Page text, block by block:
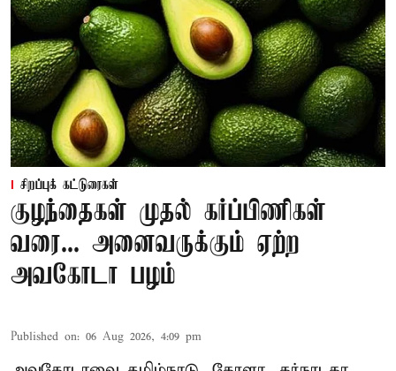
சிறப்புக் கட்டுரைகள்
குழந்தைகள் முதல் கர்ப்பிணிகள்
வரை... அனைவருக்கும் ஏற்ற
அவகோடா பழம்
Published on: 06 Aug 2026, 4:09 pm